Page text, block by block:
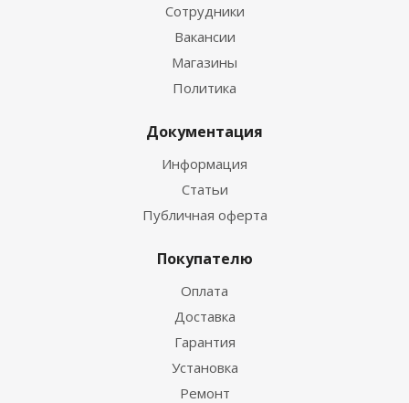
Сотрудники
Вакансии
Магазины
Политика
Документация
Информация
Статьи
Публичная оферта
Покупателю
Оплата
Доставка
Гарантия
Установка
Ремонт